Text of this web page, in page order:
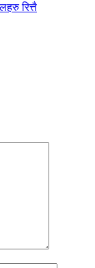
रित्तै